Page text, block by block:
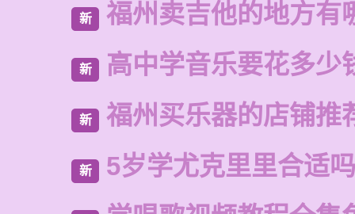
新 福州卖吉他的地方有
新 高中学音乐要花多少
新 福州买乐器的店铺推
新 5岁学尤克里里合适